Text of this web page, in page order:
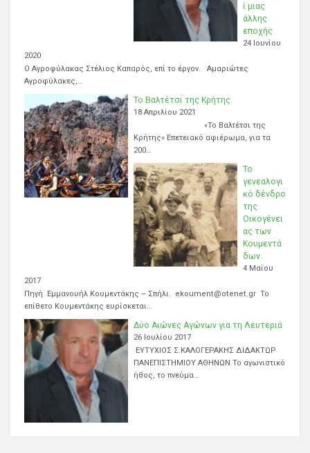
ί μιας
άλλης
εποχής
24 Ιουνίου
2020
Ο Αγροφύλακας Στέλιος Καπαρός, επί το έργον. Αμαριώτες
Αγροφύλακες,…
Το Βαλτέτσι της Κρήτης.
18 Απριλίου 2021
«Το Βαλτέτσι της
Κρήτης» Επετειακό αφιέρωμα, για τα
200…
Το
γενεαλογι
κό δένδρο
της
Οικογένει
ας των
Κουμεντά
δων.
4 Μαΐου
2017
Πηγή Εμμανουήλ Κουμεντάκης – Σπήλι. ekoument@otenet.gr Το
επίθετο Κουμεντάκης ευρίσκεται…
Δύο Αιώνες Αγώνων για τη Λευτεριά
26 Ιουλίου 2017
ΕΥΤΥΧΙΟΣ Σ.ΚΑΛΟΓΕΡΑΚΗΣ ΔΙΔΑΚΤΩΡ
ΠΑΝΕΠΙΣΤΗΜΙΟΥ ΑΘΗΝΩΝ Το αγωνιστικό
ήθος, το πνεύμα…